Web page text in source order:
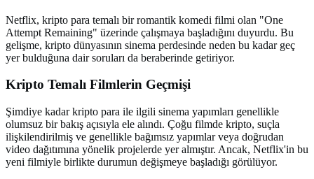
Netflix, kripto para temalı bir romantik komedi filmi olan "One
Attempt Remaining" üzerinde çalışmaya başladığını duyurdu. Bu
gelişme, kripto dünyasının sinema perdesinde neden bu kadar geç
yer bulduğuna dair soruları da beraberinde getiriyor.
Kripto Temalı Filmlerin Geçmişi
Şimdiye kadar kripto para ile ilgili sinema yapımları genellikle
olumsuz bir bakış açısıyla ele alındı. Çoğu filmde kripto, suçla
ilişkilendirilmiş ve genellikle bağımsız yapımlar veya doğrudan
video dağıtımına yönelik projelerde yer almıştır. Ancak, Netflix'in bu
yeni filmiyle birlikte durumun değişmeye başladığı görülüyor.